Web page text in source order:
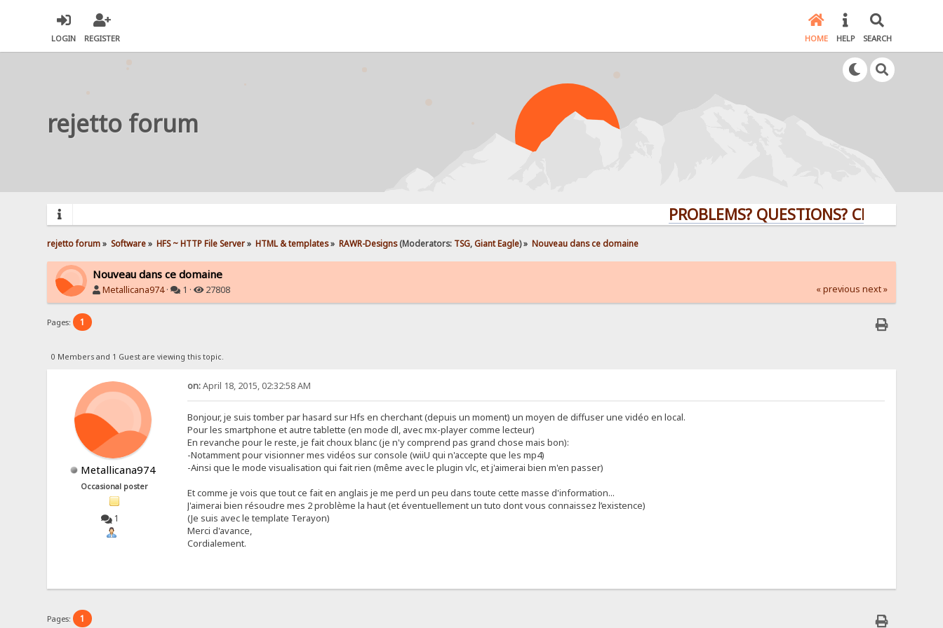
LOGIN REGISTER HOME HELP SEARCH
rejetto forum
PROBLEMS? QUESTIONS? CLICK HERE!
rejetto forum» Software» HFS ~ HTTP File Server» HTML & templates» RAWR-Designs(Moderators: TSG,Giant Eagle) » Nouveau dans ce domaine
Nouveau dans ce domaine
Metallicana974· 1 · 27808 « previous next »
Pages: 1
0 Members and 1 Guest are viewing this topic.
Metallicana974
Occasional poster
1
on:April 18, 2015, 02:32:58 AM
Bonjour, je suis tomber par hasard sur Hfs en cherchant (depuis un moment) un moyen de diffuser une vidéo en local.
Pour les smartphone et autre tablette (en mode dl, avec mx-player comme lecteur)
En revanche pour le reste, je fait choux blanc (je n'y comprend pas grand chose mais bon):
-Notamment pour visionner mes vidéos sur console (wiiU qui n'accepte que les mp4)
-Ainsi que le mode visualisation qui fait rien (même avec le plugin vlc, et j'aimerai bien m'en passer)
Et comme je vois que tout ce fait en anglais je me perd un peu dans toute cette masse d'information...
J'aimerai bien résoudre mes 2 problème la haut (et éventuellement un tuto dont vous connaissez l’existence)
(Je suis avec le template Terayon)
Merci d'avance,
Cordialement.
Pages: 1